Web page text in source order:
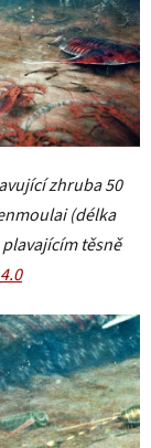
zhruba 50
(délka
těsně